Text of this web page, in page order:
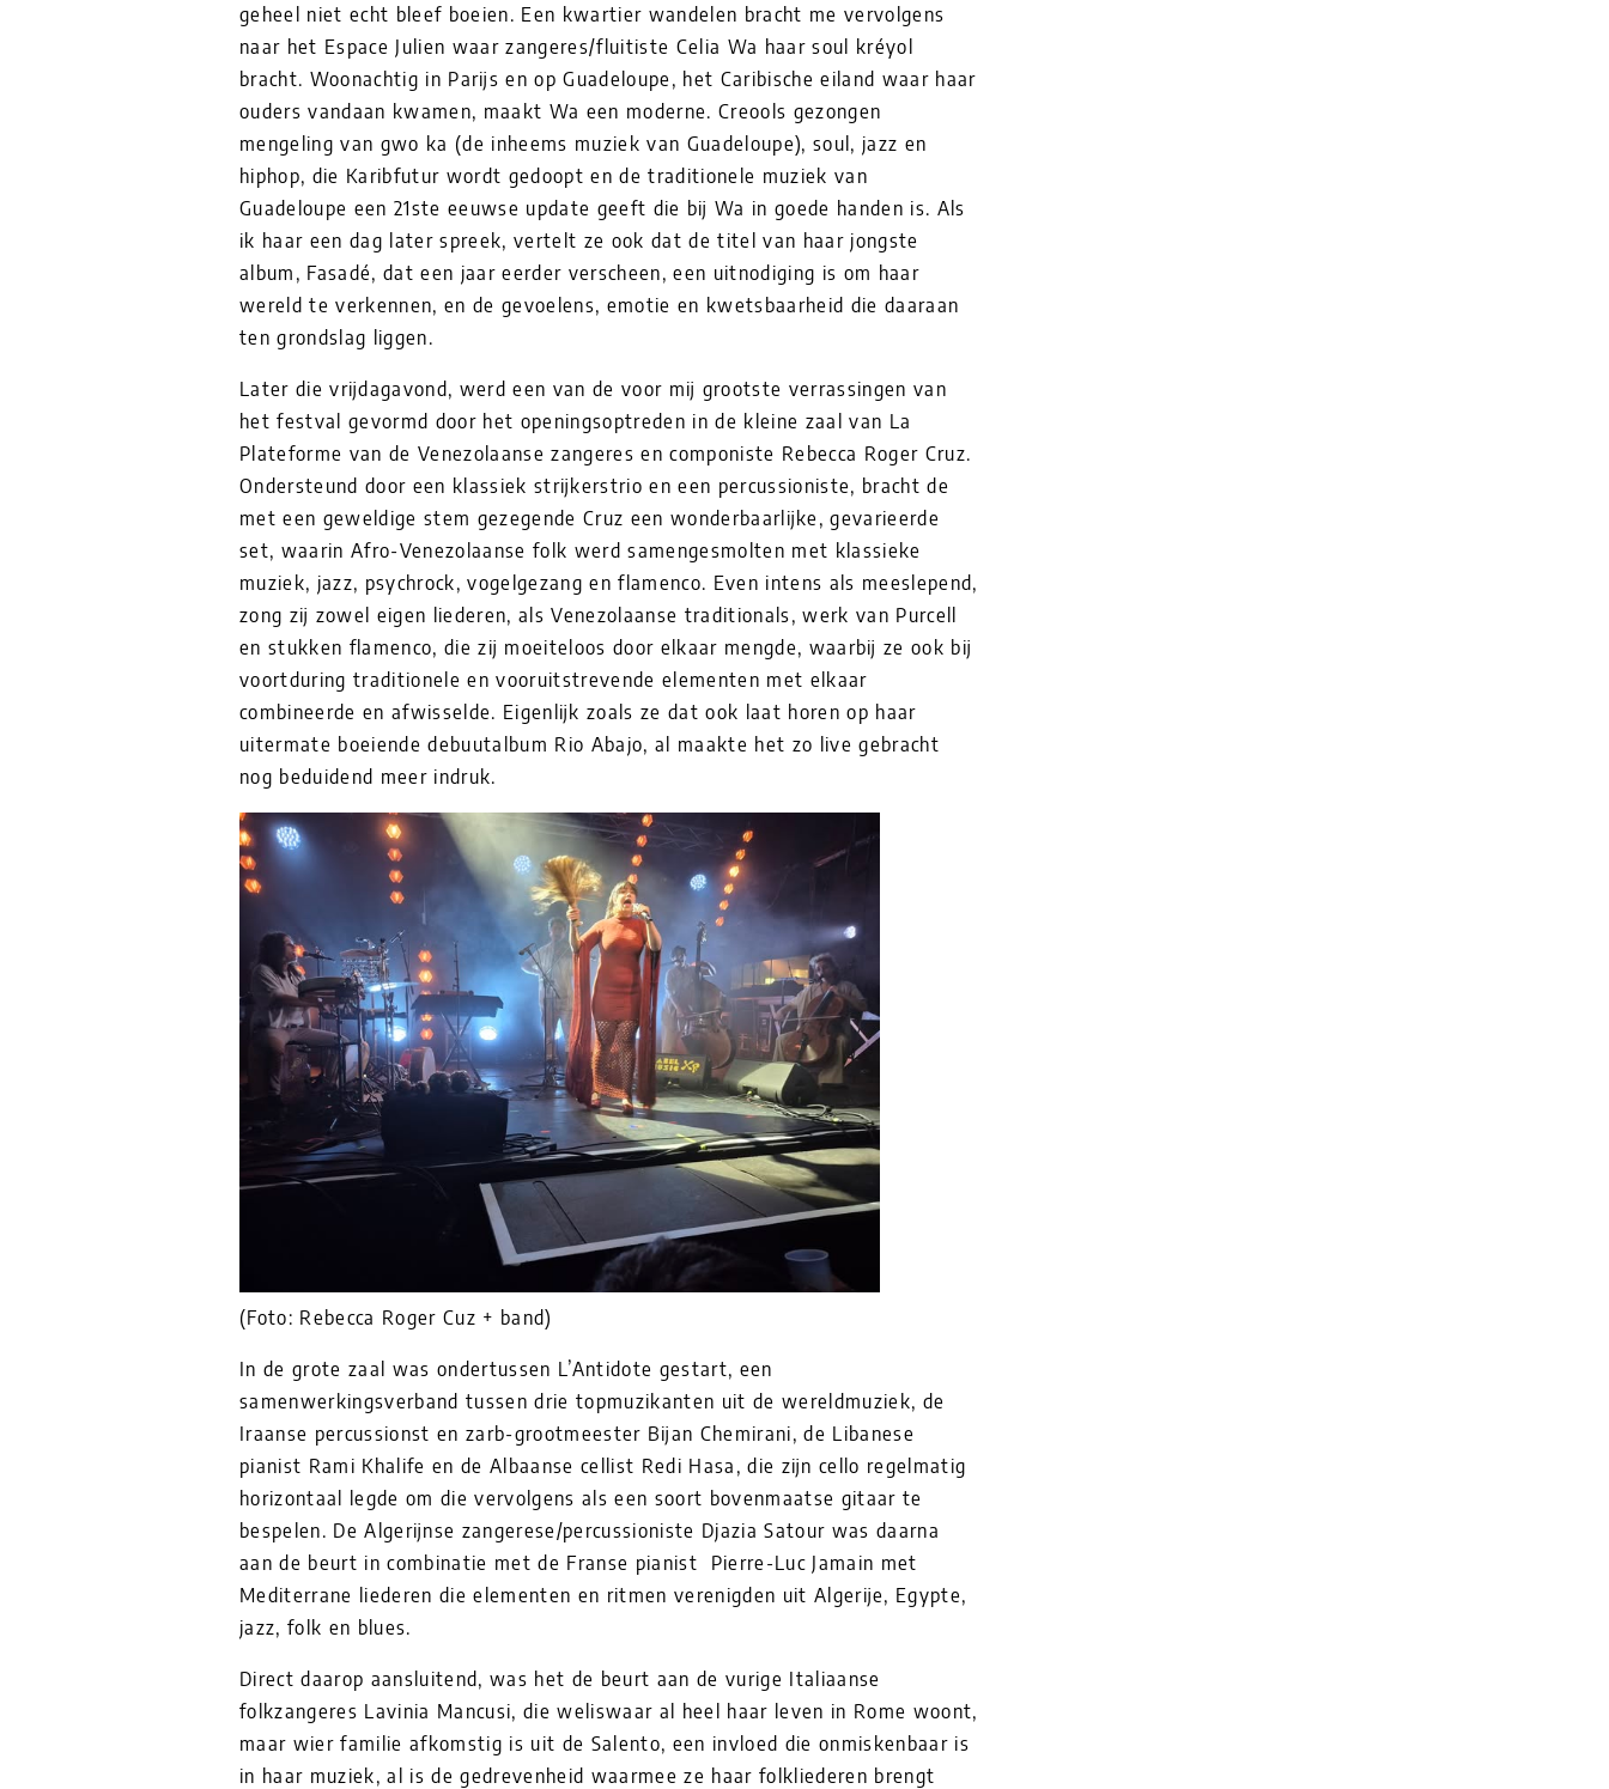
geheel niet echt bleef boeien. Een kwartier wandelen bracht me vervolgens
naar het Espace Julien waar zangeres/fluitiste Celia Wa haar soul kréyol
bracht. Woonachtig in Parijs en op Guadeloupe, het Caribische eiland waar haar
ouders vandaan kwamen, maakt Wa een moderne. Creools gezongen
mengeling van gwo ka (de inheems muziek van Guadeloupe), soul, jazz en
hiphop, die Karibfutur wordt gedoopt en de traditionele muziek van
Guadeloupe een 21ste eeuwse update geeft die bij Wa in goede handen is. Als
ik haar een dag later spreek, vertelt ze ook dat de titel van haar jongste
album, Fasadé, dat een jaar eerder verscheen, een uitnodiging is om haar
wereld te verkennen, en de gevoelens, emotie en kwetsbaarheid die daaraan
ten grondslag liggen.
Later die vrijdagavond, werd een van de voor mij grootste verrassingen van
het festval gevormd door het openingsoptreden in de kleine zaal van La
Plateforme van de Venezolaanse zangeres en componiste Rebecca Roger Cruz.
Ondersteund door een klassiek strijkerstrio en een percussioniste, bracht de
met een geweldige stem gezegende Cruz een wonderbaarlijke, gevarieerde
set, waarin Afro-Venezolaanse folk werd samengesmolten met klassieke
muziek, jazz, psychrock, vogelgezang en flamenco. Even intens als meeslepend,
zong zij zowel eigen liederen, als Venezolaanse traditionals, werk van Purcell
en stukken flamenco, die zij moeiteloos door elkaar mengde, waarbij ze ook bij
voortduring traditionele en vooruitstrevende elementen met elkaar
combineerde en afwisselde. Eigenlijk zoals ze dat ook laat horen op haar
uitermate boeiende debuutalbum Rio Abajo, al maakte het zo live gebracht
nog beduidend meer indruk.
(Foto: Rebecca Roger Cuz + band)
In de grote zaal was ondertussen L’Antidote gestart, een
samenwerkingsverband tussen drie topmuzikanten uit de wereldmuziek, de
Iraanse percussionst en zarb-grootmeester Bijan Chemirani, de Libanese
pianist Rami Khalife en de Albaanse cellist Redi Hasa, die zijn cello regelmatig
horizontaal legde om die vervolgens als een soort bovenmaatse gitaar te
bespelen. De Algerijnse zangerese/percussioniste Djazia Satour was daarna
aan de beurt in combinatie met de Franse pianist Pierre-Luc Jamain met
Mediterrane liederen die elementen en ritmen verenigden uit Algerije, Egypte,
jazz, folk en blues.
Direct daarop aansluitend, was het de beurt aan de vurige Italiaanse
folkzangeres Lavinia Mancusi, die weliswaar al heel haar leven in Rome woont,
maar wier familie afkomstig is uit de Salento, een invloed die onmiskenbaar is
in haar muziek, al is de gedrevenheid waarmee ze haar folkliederen brengt